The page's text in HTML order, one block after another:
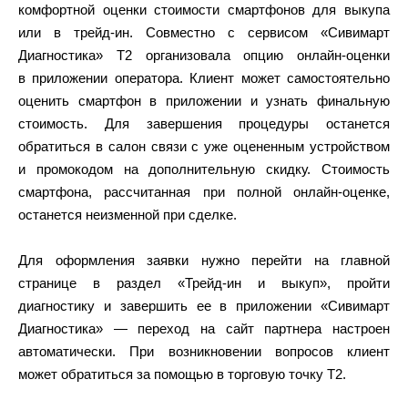
комфортной оценки стоимости смартфонов для выкупа
или в трейд-ин. Совместно с сервисом «Сивимарт
Диагностика» Т2 организовала опцию онлайн-оценки
в приложении оператора. Клиент может самостоятельно
оценить смартфон в приложении и узнать финальную
стоимость. Для завершения процедуры останется
обратиться в салон связи с уже оцененным устройством
и промокодом на дополнительную скидку. Стоимость
смартфона, рассчитанная при полной онлайн-оценке,
останется неизменной при сделке.
Для оформления заявки нужно перейти на главной
странице в раздел «Трейд-ин и выкуп», пройти
диагностику и завершить ее в приложении «Сивимарт
Диагностика» — переход на сайт партнера настроен
автоматически. При возникновении вопросов клиент
может обратиться за помощью в торговую точку Т2.